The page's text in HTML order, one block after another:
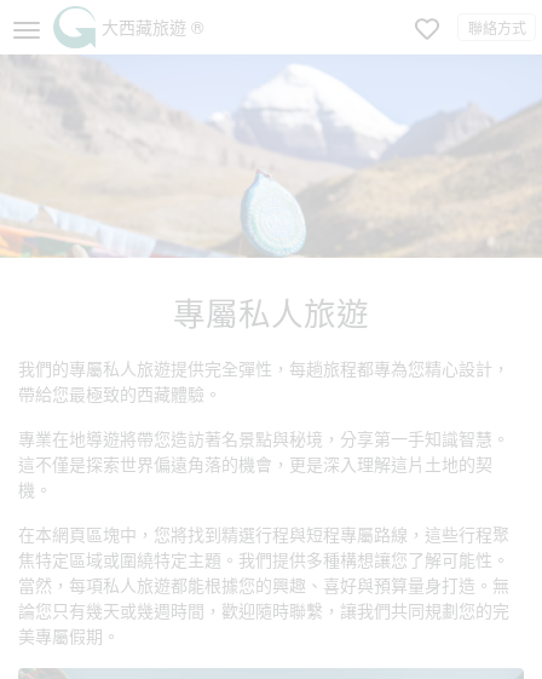
大西藏旅遊 ® 聯絡方式
專屬私人旅遊
我們的專屬私人旅遊提供完全彈性，每趟旅程都專為您精心設計，
帶給您最極致的西藏體驗。
專業在地導遊將帶您造訪著名景點與秘境，分享第一手知識智慧。
這不僅是探索世界偏遠角落的機會，更是深入理解這片土地的契
機。
在本網頁區塊中，您將找到精選行程與短程專屬路線，這些行程聚
焦特定區域或圍繞特定主題。我們提供多種構想讓您了解可能性。
當然，每項私人旅遊都能根據您的興趣、喜好與預算量身打造。無
論您只有幾天或幾週時間，歡迎隨時聯繫，讓我們共同規劃您的完
美專屬假期。